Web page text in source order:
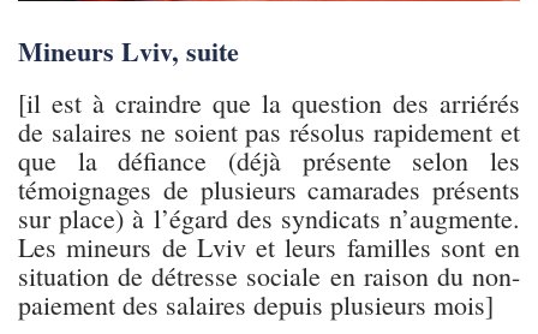
Mineurs Lviv, suite
[il est à craindre que la question des arriérés
de salaires ne soient pas résolus rapidement et
que la défiance (déjà présente selon les
témoignages de plusieurs camarades présents
sur place) à l’égard des syndicats n’augmente.
Les mineurs de Lviv et leurs familles sont en
situation de détresse sociale en raison du non-
paiement des salaires depuis plusieurs mois]